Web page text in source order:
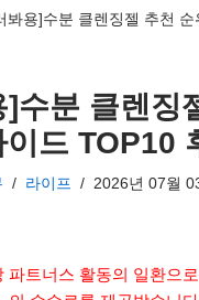
봐용]수분 클렌징젤 추천 순
수분 클렌징
드 TOP10
라이프 2026년 07월
파트너스 활동의 일환으